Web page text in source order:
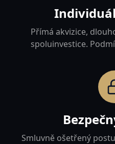
Přímá akvizice,
spoluinvestice.
Smluvně ošetřený